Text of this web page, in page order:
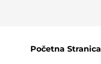
Početna Stranica